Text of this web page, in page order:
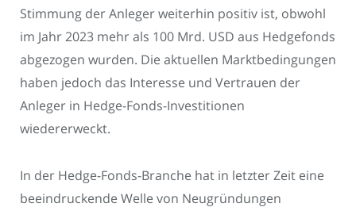
Stimmung der Anleger weiterhin positiv ist, obwohl
im Jahr 2023 mehr als 100 Mrd. USD aus Hedgefonds
abgezogen wurden. Die aktuellen Marktbedingungen
haben jedoch das Interesse und Vertrauen der
Anleger in Hedge-Fonds-Investitionen
wiedererweckt.
In der Hedge-Fonds-Branche hat in letzter Zeit eine
beeindruckende Welle von Neugründungen